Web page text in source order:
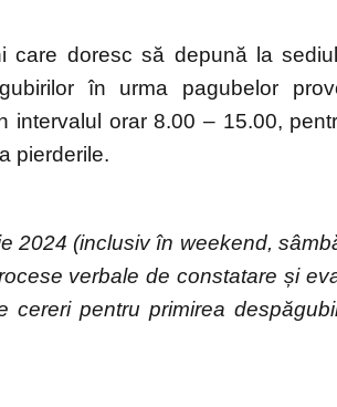
care doresc să depună la
în urma pagubelor
intervalul orar 8.00 – 15.00,
pierderile.
2024 (inclusiv în weekend,
verbale de constatare și
pentru primirea